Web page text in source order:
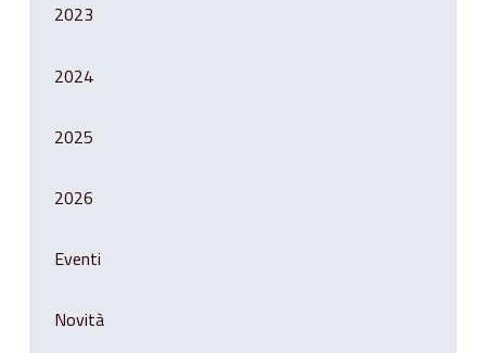
2023
2024
2025
2026
Eventi
Novità